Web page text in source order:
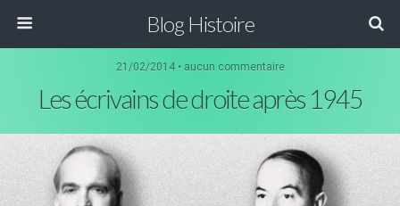
Blog Histoire
21/02/2014 • aucun commentaire
Les écrivains de droite après 1945